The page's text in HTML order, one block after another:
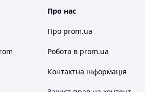
Про нас
Про prom.ua
Робота в prom.ua
Контактна інформація